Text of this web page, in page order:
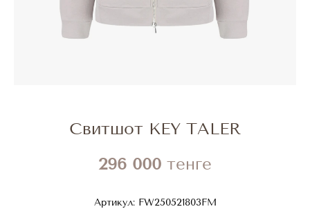
Свитшот KEY TALER
296 000 тенге
Артикул:FW250521803FM